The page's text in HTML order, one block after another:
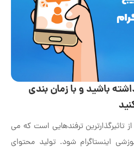
باشید و با زمان بندی
تاثیرگذارترین ترفندهایی است که می
اینستاگرام شود. تولید محتوای